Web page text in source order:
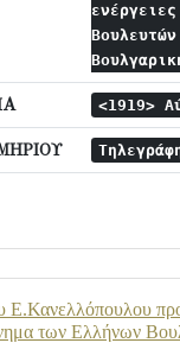
<1919>
Ε.Κανελλόπουλου
των Ελλήνων